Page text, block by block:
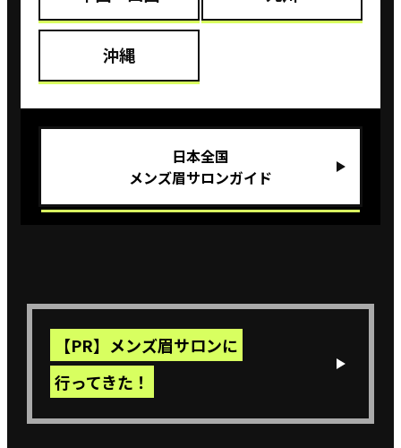
なすさん
いちから優しく教えてくれた
眉毛のお手入れが難しくやり方がわからなかったのを1から
丁寧に教えてくださり、優しく接してくださったのでとても
値段以上の価値のある仕上がりだと思
ったのでとても安いなと思いました。
参照元：ホットペーパービューティー（https://beauty.hotpepper.jp/kr/
【横浜モアーズ店】
沖縄
⽇本全国
メンズ眉サロンガイド
【PR】メンズ眉サロンに
行ってきた！